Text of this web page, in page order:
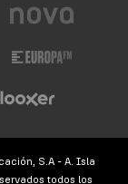
S.A - A. Isla
todos los